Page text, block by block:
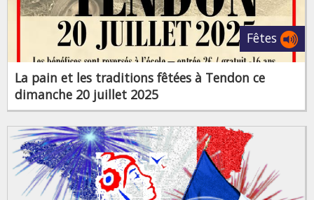
Fêtes
La pain et les traditions fêtées à Tendon ce
dimanche 20 juillet 2025